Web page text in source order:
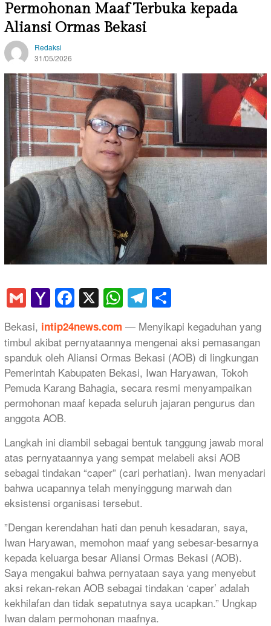
Permohonan Maaf Terbuka kepada
Aliansi Ormas Bekasi
Redaksi
31/05/2026
GmailYahoo
Mail
Facebook
X WhatsApp
Telegram
​Bekasi, intip24news.com — Menyikapi kegaduhan yang
timbul akibat pernyataannya mengenai aksi pemasangan
spanduk oleh Aliansi Ormas Bekasi (AOB) di lingkungan
Pemerintah Kabupaten Bekasi, Iwan Haryawan, Tokoh
Pemuda Karang Bahagia, secara resmi menyampaikan
permohonan maaf kepada seluruh jajaran pengurus dan
anggota AOB.
​Langkah ini diambil sebagai bentuk tanggung jawab moral
atas pernyataannya yang sempat melabeli aksi AOB
sebagai tindakan “caper” (cari perhatian). Iwan menyadari
bahwa ucapannya telah menyinggung marwah dan
eksistensi organisasi tersebut.
​”Dengan kerendahan hati dan penuh kesadaran, saya,
Iwan Haryawan, memohon maaf yang sebesar-besarnya
kepada keluarga besar Aliansi Ormas Bekasi (AOB).
Saya mengakui bahwa pernyataan saya yang menyebut
aksi rekan-rekan AOB sebagai tindakan ‘caper’ adalah
kekhilafan dan tidak sepatutnya saya ucapkan.” Ungkap
Iwan dalam permohonan maafnya.